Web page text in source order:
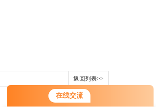
在线交流
返回列表>>